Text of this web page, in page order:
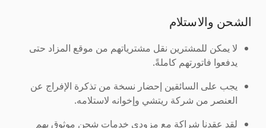
الشحن والاستلام
لا يمكن للمشترين نقل مشترياتهم من موقع المزاد حتى
يدفعوا فاتورتهم كاملةً.
يجب على السائقين إحضار نسخة من تذكرة الإفراج عن
العنصر من شركة ريتشي وإخوانه لاستلامه.
لقد عقدنا شراكة مع مزودي خدمات شحن موثوق بهم